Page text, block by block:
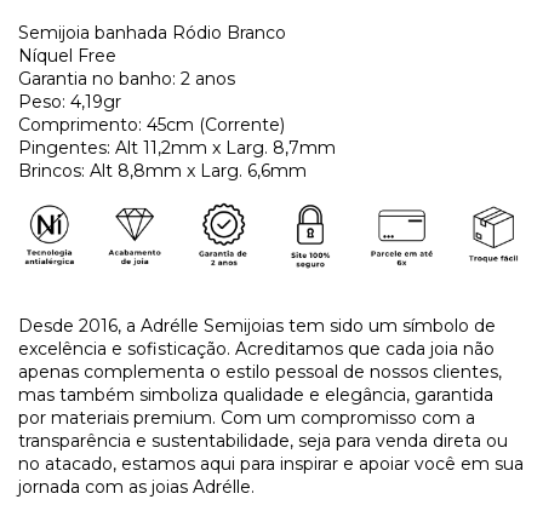
Semijoia banhada Ródio Branco
Níquel Free
Garantia no banho: 2 anos
Peso: 4,19gr
Comprimento: 45cm (Corrente)
Pingentes: Alt 11,2mm x Larg. 8,7mm
Brincos: Alt 8,8mm x Larg. 6,6mm
Desde 2016, a Adrélle Semijoias tem sido um símbolo de
excelência e sofisticação. Acreditamos que cada joia não
apenas complementa o estilo pessoal de nossos clientes,
mas também simboliza qualidade e elegância, garantida
por materiais premium. Com um compromisso com a
transparência e sustentabilidade, seja para venda direta ou
no atacado, estamos aqui para inspirar e apoiar você em sua
jornada com as joias Adrélle.